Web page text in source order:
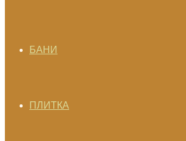
БАНИ
ПЛИТКА